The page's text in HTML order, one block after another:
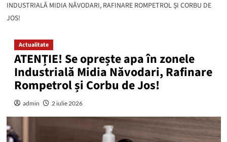
INDUSTRIALĂ MIDIA NĂVODARI, RAFINARE ROMPETROL ȘI CORBU DE
JOS!
Actualitate
ATENȚIE! Se oprește apa în zonele
Industrială Midia Năvodari, Rafinare
Rompetrol și Corbu de Jos!
admin 2 iulie 2026